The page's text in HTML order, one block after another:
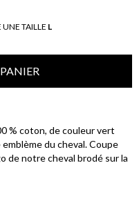
UNE TAILLE L
% coton, de couleur vert
du cheval. Coupe
de notre cheval brodé sur la